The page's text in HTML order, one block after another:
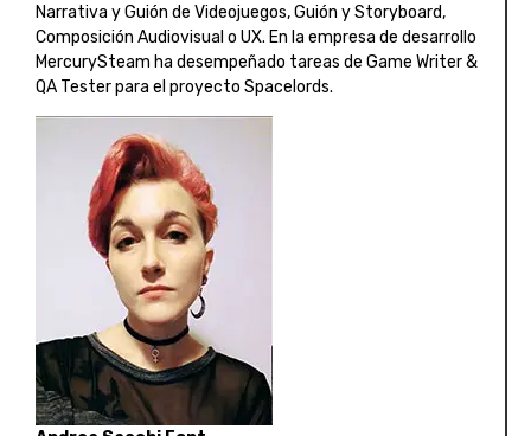
Narrativa y Guión de Videojuegos, Guión y Storyboard,
Composición Audiovisual o UX. En la empresa de desarrollo
MercurySteam ha desempeñado tareas de Game Writer &
QA Tester para el proyecto Spacelords.